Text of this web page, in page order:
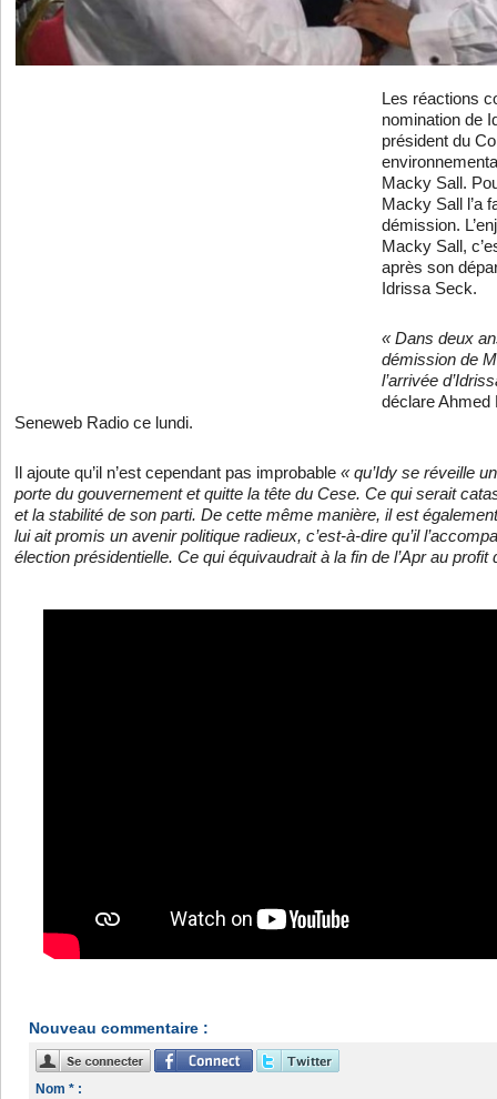
Les réactions
nomination de
président du
Macky Sall.
Macky Sall l’a
démission.
Macky Sall,
après son
Idrissa Seck.
« Dans deux
démission de
l’arrivée
déclare Ahmed
Seneweb Radio ce lundi.
Il ajoute qu’il n’est cependant pas improbable« qu’Idy se réveille
porte du gouvernement et quitte la tête du Cese. Ce qui serait
et la stabilité de son parti. De cette même manière, il est
lui ait promis un avenir politique radieux, c’est-à-dire qu’il
élection présidentielle. Ce qui équivaudrait à la fin de l’Apr au
Nouveau commentaire :
Nom * :